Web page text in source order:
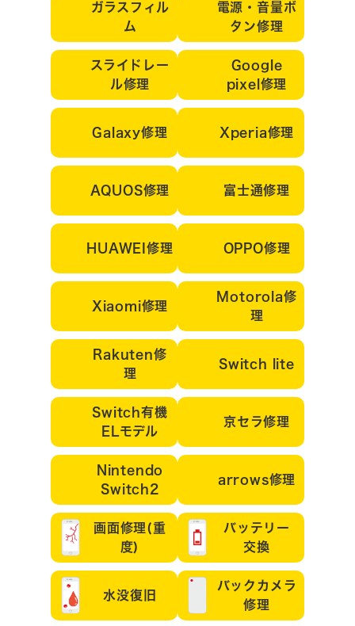
ガラスフィル
ム
電源・音量ボ
タン修理
スライドレー
ル修理
Google
pixel修理
Galaxy修理 Xperia修理
AQUOS修理 富士通修理
HUAWEI修理 OPPO修理
Xiaomi修理
Motorola修
理
Rakuten修
理
Switch lite
Switch有機
ELモデル
京セラ修理
Nintendo
Switch2
arrows修理
画面修理(重
度)
バッテリー
交換
水没復旧
バックカメラ
修理